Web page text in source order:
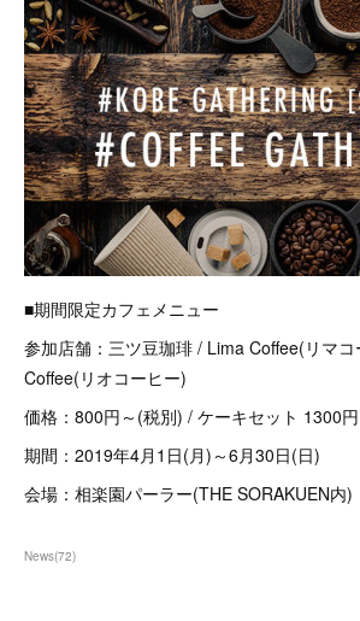
■期間限定カフェメニュー
参加店舗：三ツ豆珈琲 / Lima Coffee(リマ
Coffee(リオコーヒー)
価格：800円～(税別) / ケーキセット 1300
期間：2019年4月1日(月)～6月30日(日)
会場：相楽園パーラー(THE SORAKUEN内)
News(72)